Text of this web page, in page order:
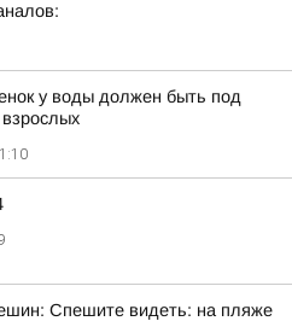
у воды должен быть под
Спешите видеть: на пляже